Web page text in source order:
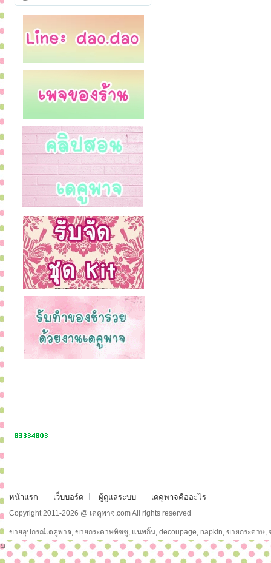
หน้าแรก เว็บบอร์ด ผู้ดูแลระบบ เดคูพาจคืออะไร
Copyright 2011-2026 @ เดคูพาจ.com All rights reserved
ขายอุปกรณ์เดคูพาจ, ขายกระดาษทิชชู, แนพกิ้น, decoupage, napkin, ขายกระดาษ
ม